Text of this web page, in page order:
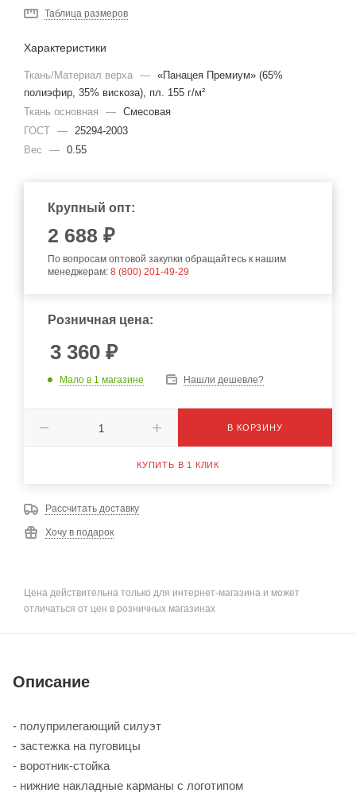
Таблица размеров
Характеристики
Ткань/Материал верха — «Панацея Премиум» (65%
полиэфир, 35% вискоза), пл. 155 г/м²
Ткань основная
— Смесовая
ГОСТ — 25294-2003
Вес
— 0.55
Крупный опт:
2 688 ₽
По вопросам оптовой закупки обращайтесь к нашим
менеджерам: 8 (800) 201-49-29
Розничная цена:
3 360 ₽
Мало в 1 магазине Нашли дешевле?
В КОРЗИНУ
КУПИТЬ В 1 КЛИК
Рассчитать доставку
Хочу в подарок
Цена действительна только для интернет-магазина и может
отличаться от цен в розничных магазинах
Описание
- полуприлегающий силуэт
- застежка на пуговицы
- воротник-стойка
- нижние накладные карманы с логотипом